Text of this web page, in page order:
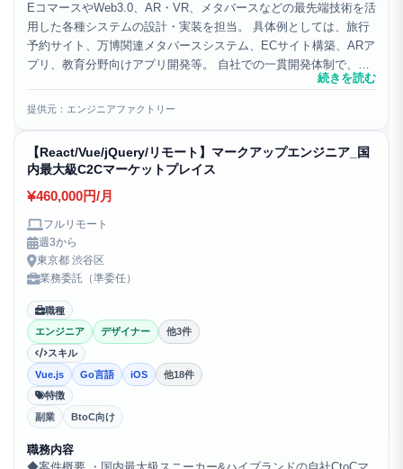
EコマースやWeb3.0、AR・VR、メタバースなどの最先端技術を活
用した各種システムの設計・実装を担当。 具体例としては、旅行
予約サイト、万博関連メタバースシステム、ECサイト構築、ARア
プリ、教育分野向けアプリ開発等。 自社での一貫開発体制で、ユ
続きを読む
提供元：エンジニアファクトリー
【React/Vue/jQuery/リモート】マークアップエンジニア_国
内最大級C2Cマーケットプレイス
460,000円/月
フルリモート
週3から
東京都 渋谷区
業務委託（準委任）
職種
エンジニア
デザイナー
他3件
スキル
Vue.js
Go言語 iOS
他18件
特徴
副業
BtoC向け
職務内容